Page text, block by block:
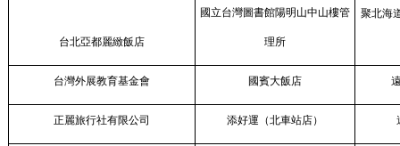
台北亞都麗緻飯店
國立台灣圖書館陽明山中山樓管
理所
聚北海
台灣外展教育基金會 國賓大飯店
正麗旅行社有限公司 添好運（北車站店）